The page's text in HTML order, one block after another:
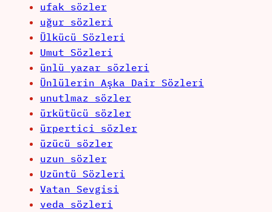
ufak sözler
uğur sözleri
Ülkücü Sözleri
Umut Sözleri
ünlü yazar sözleri
Ünlülerin Aşka Dair Sözleri
unutlmaz sözler
ürkütücü sözler
ürpertici sözler
üzücü sözler
uzun sözler
Uzüntü Sözleri
Vatan Sevgisi
veda sözleri